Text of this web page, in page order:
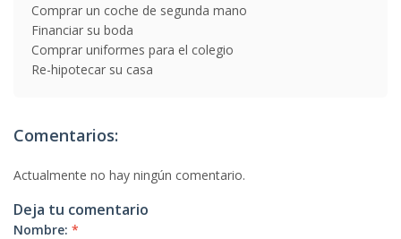
Comprar un coche de segunda mano
Financiar su boda
Comprar uniformes para el colegio
Re-hipotecar su casa
Comentarios:
Actualmente no hay ningún comentario.
Deja tu comentario
Nombre: *